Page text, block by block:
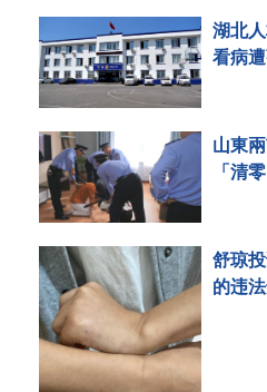
湖北
看病
山東
「清
舒琼
的违